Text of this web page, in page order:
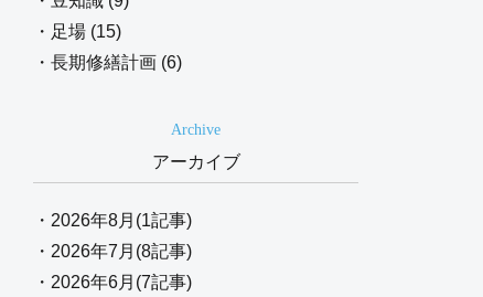
・足場 (15)
・長期修繕計画 (6)
Archive
アーカイブ
・2026年8月(1記事)
・2026年7月(8記事)
・2026年6月(7記事)